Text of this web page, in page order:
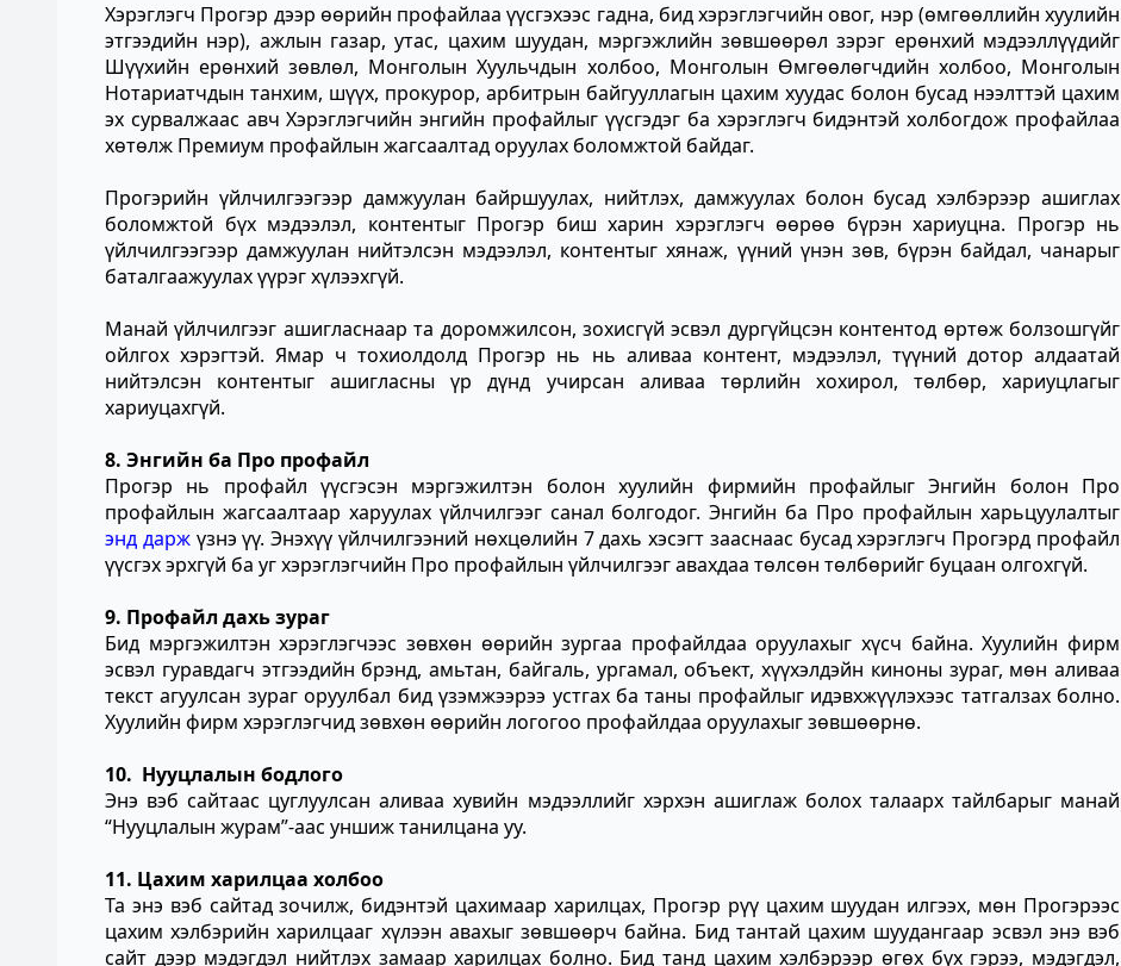
Хэрэглэгч Прогэр дээр өөрийн профайлаа үүсгэхээс гадна, бид хэрэглэгчийн овог, нэр (өмгөөллийн хуулийн
этгээдийн нэр), ажлын газар, утас, цахим шуудан, мэргэжлийн зөвшөөрөл зэрэг ерөнхий мэдээллүүдийг
Шүүхийн ерөнхий зөвлөл, Монголын Хуульчдын холбоо, Монголын Өмгөөлөгчдийн холбоо, Монголын
Нотариатчдын танхим, шүүх, прокурор, арбитрын байгууллагын цахим хуудас болон бусад нээлттэй цахим
эх сурвалжаас авч Хэрэглэгчийн энгийн профайлыг үүсгэдэг ба хэрэглэгч бидэнтэй холбогдож профайлаа
хөтөлж Премиум профайлын жагсаалтад оруулах боломжтой байдаг.
Прогэрийн үйлчилгээгээр дамжуулан байршуулах, нийтлэх, дамжуулах болон бусад хэлбэрээр ашиглах
боломжтой бүх мэдээлэл, контентыг Прогэр биш харин хэрэглэгч өөрөө бүрэн хариуцна. Прогэр нь
үйлчилгээгээр дамжуулан нийтэлсэн мэдээлэл, контентыг хянаж, үүний үнэн зөв, бүрэн байдал, чанарыг
баталгаажуулах үүрэг хүлээхгүй.
Манай үйлчилгээг ашигласнаар та доромжилсон, зохисгүй эсвэл дургүйцсэн контентод өртөж болзошгүйг
ойлгох хэрэгтэй. Ямар ч тохиолдолд Прогэр нь нь аливаа контент, мэдээлэл, түүний дотор алдаатай
нийтэлсэн контентыг ашигласны үр дүнд учирсан аливаа төрлийн хохирол, төлбөр, хариуцлагыг
хариуцахгүй.
8. Энгийн ба Про профайл
Прогэр нь профайл үүсгэсэн мэргэжилтэн болон хуулийн фирмийн профайлыг Энгийн болон Про
профайлын жагсаалтаар харуулах үйлчилгээг санал болгодог. Энгийн ба Про профайлын харьцуулалтыг
энд даржүзнэ үү. Энэхүү үйлчилгээний нөхцөлийн 7 дахь хэсэгт зааснаас бусад хэрэглэгч Прогэрд профайл
үүсгэх эрхгүй ба уг хэрэглэгчийн Про профайлын үйлчилгээг авахдаа төлсөн төлбөрийг буцаан олгохгүй.
9. Профайл дахь зураг
Бид мэргэжилтэн хэрэглэгчээс зөвхөн өөрийн зургаа профайлдаа оруулахыг хүсч байна. Хуулийн фирм
эсвэл гуравдагч этгээдийн брэнд, амьтан, байгаль, ургамал, объект, хүүхэлдэйн киноны зураг, мөн аливаа
текст агуулсан зураг оруулбал бид үзэмжээрээ устгах ба таны профайлыг идэвхжүүлэхээс татгалзах болно.
Хуулийн фирм хэрэглэгчид зөвхөн өөрийн логогоо профайлдаа оруулахыг зөвшөөрнө.
10. Нууцлалын бодлого
Энэ вэб сайтаас цуглуулсан аливаа хувийн мэдээллийг хэрхэн ашиглаж болох талаарх тайлбарыг манай
“Нууцлалын журам”-аас уншиж танилцана уу.
11. Цахим харилцаа холбоо
Та энэ вэб сайтад зочилж, бидэнтэй цахимаар харилцах, Прогэр рүү цахим шуудан илгээх, мөн Прогэрээс
цахим хэлбэрийн харилцааг хүлээн авахыг зөвшөөрч байна. Бид тантай цахим шуудангаар эсвэл энэ вэб
сайт дээр мэдэгдэл нийтлэх замаар харилцах болно. Бид танд цахим хэлбэрээр өгөх бүх гэрээ, мэдэгдэл,